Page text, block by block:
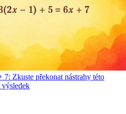
Zkuste překonat nástrahy této
výsledek